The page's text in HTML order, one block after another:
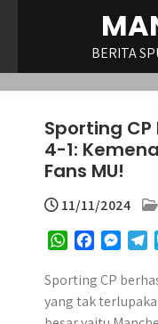
BERITA
Sporting
4-1:
Fans MU!
11/11/2024
W
a
t
s
c
e
b
s
s
e
l
e
g
Sporting CP
yang tak